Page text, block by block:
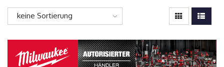
keine Sortierung